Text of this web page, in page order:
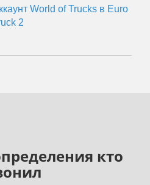
World of Trucks в Euro
2
кто